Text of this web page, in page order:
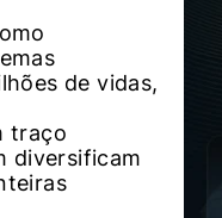
de vidas,
traço
diversificam